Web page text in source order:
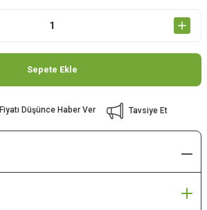
Sepete Ekle
Fiyatı Düşünce Haber Ver Tavsiye Et